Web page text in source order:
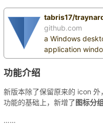
tabris17/
github.com
a Windows
application
功能介绍
新版本除了保留原来的 icon 外
功能的基础上，新增了图标分组
……